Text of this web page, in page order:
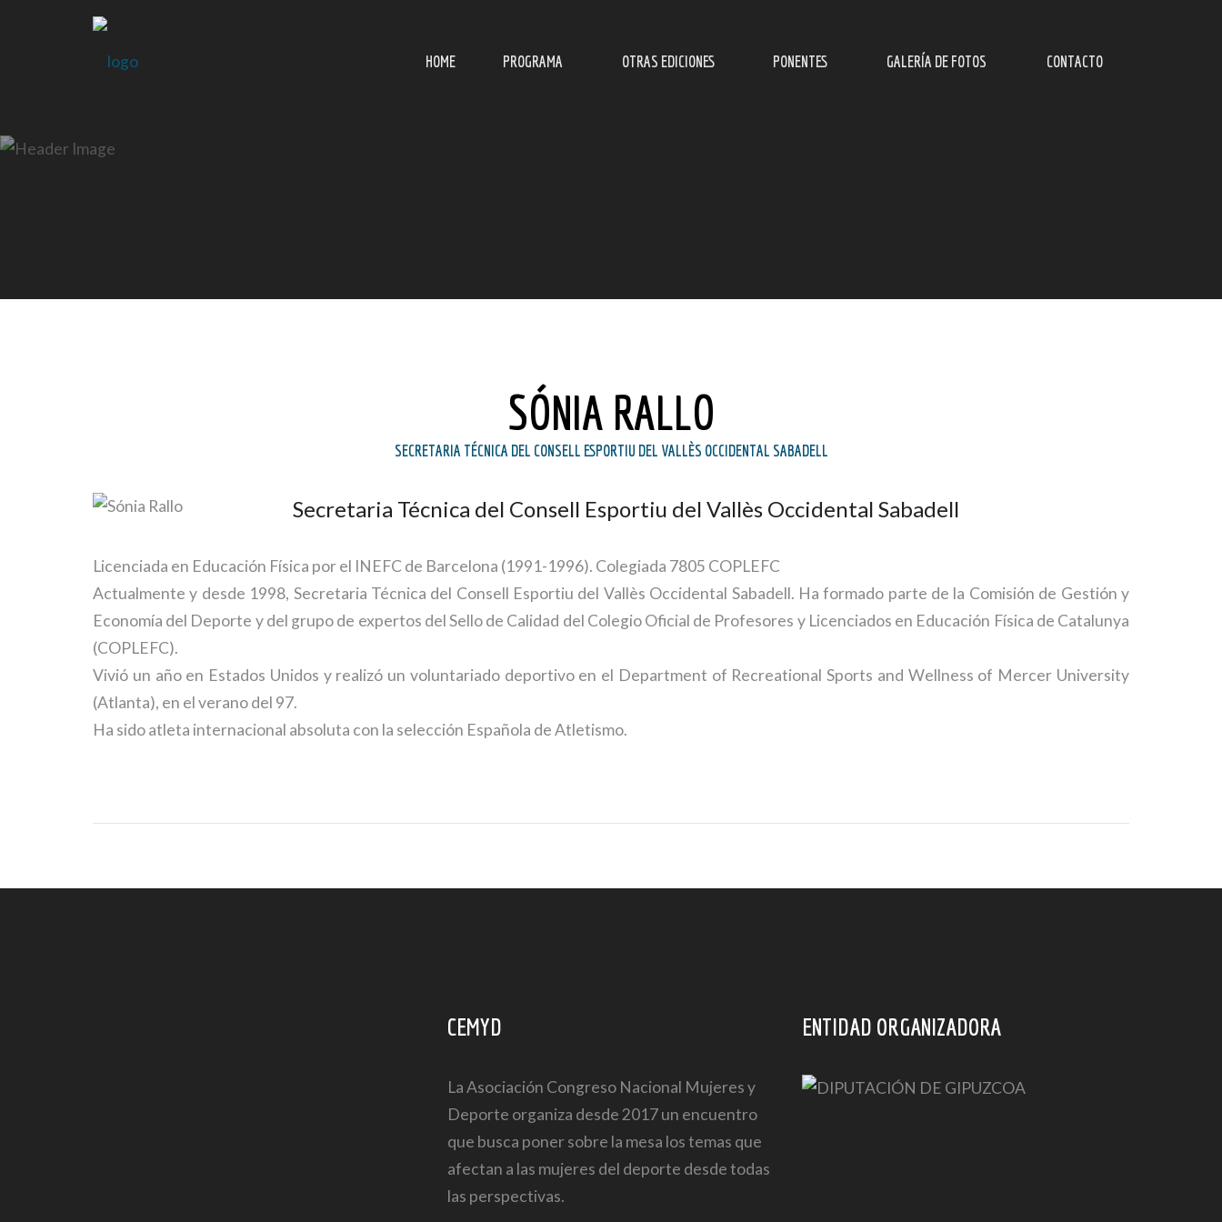
HOME PROGRAMA OTRAS EDICIONES PONENTES GALERÍA DE FOTOS CONTACTO
SÓNIA RALLO
SECRETARIA TÉCNICA DEL CONSELL ESPORTIU DEL VALLÈS OCCIDENTAL SABADELL
Secretaria Técnica del Consell Esportiu del Vallès Occidental Sabadell
Licenciada en Educación Física por el INEFC de Barcelona (1991-1996). Colegiada 7805 COPLEFC
Actualmente y desde 1998, Secretaria Técnica del Consell Esportiu del Vallès Occidental Sabadell. Ha formado parte de la Comisión de Gestión y
Economía del Deporte y del grupo de expertos del Sello de Calidad del Colegio Oficial de Profesores y Licenciados en Educación Física de Catalunya
(COPLEFC).
Vivió un año en Estados Unidos y realizó un voluntariado deportivo en el Department of Recreational Sports and Wellness of Mercer University
(Atlanta), en el verano del 97.
Ha sido atleta internacional absoluta con la selección Española de Atletismo.
CEMYD
La Asociación Congreso Nacional Mujeres y
Deporte organiza desde 2017 un encuentro
que busca poner sobre la mesa los temas que
afectan a las mujeres del deporte desde todas
las perspectivas.
ENTIDAD ORGANIZADORA